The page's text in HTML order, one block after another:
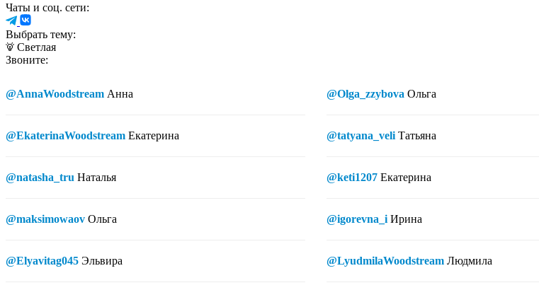
Чаты и соц. сети:
Выбрать тему:
Светлая
Звоните:
@AnnaWoodstream Анна
@EkaterinaWoodstream Екатерина
@natasha_tru Наталья
@maksimowaov Ольга
@Elyavitag045 Эльвира
@Olga_zzybova Ольга
@tatyana_veli Татьяна
@keti1207 Екатерина
@igorevna_i Ирина
@LyudmilaWoodstream Людмила